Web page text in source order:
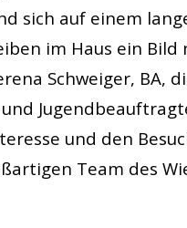
sich auf einem
im Haus ein Bild
Schweiger, BA,
und den
Team des